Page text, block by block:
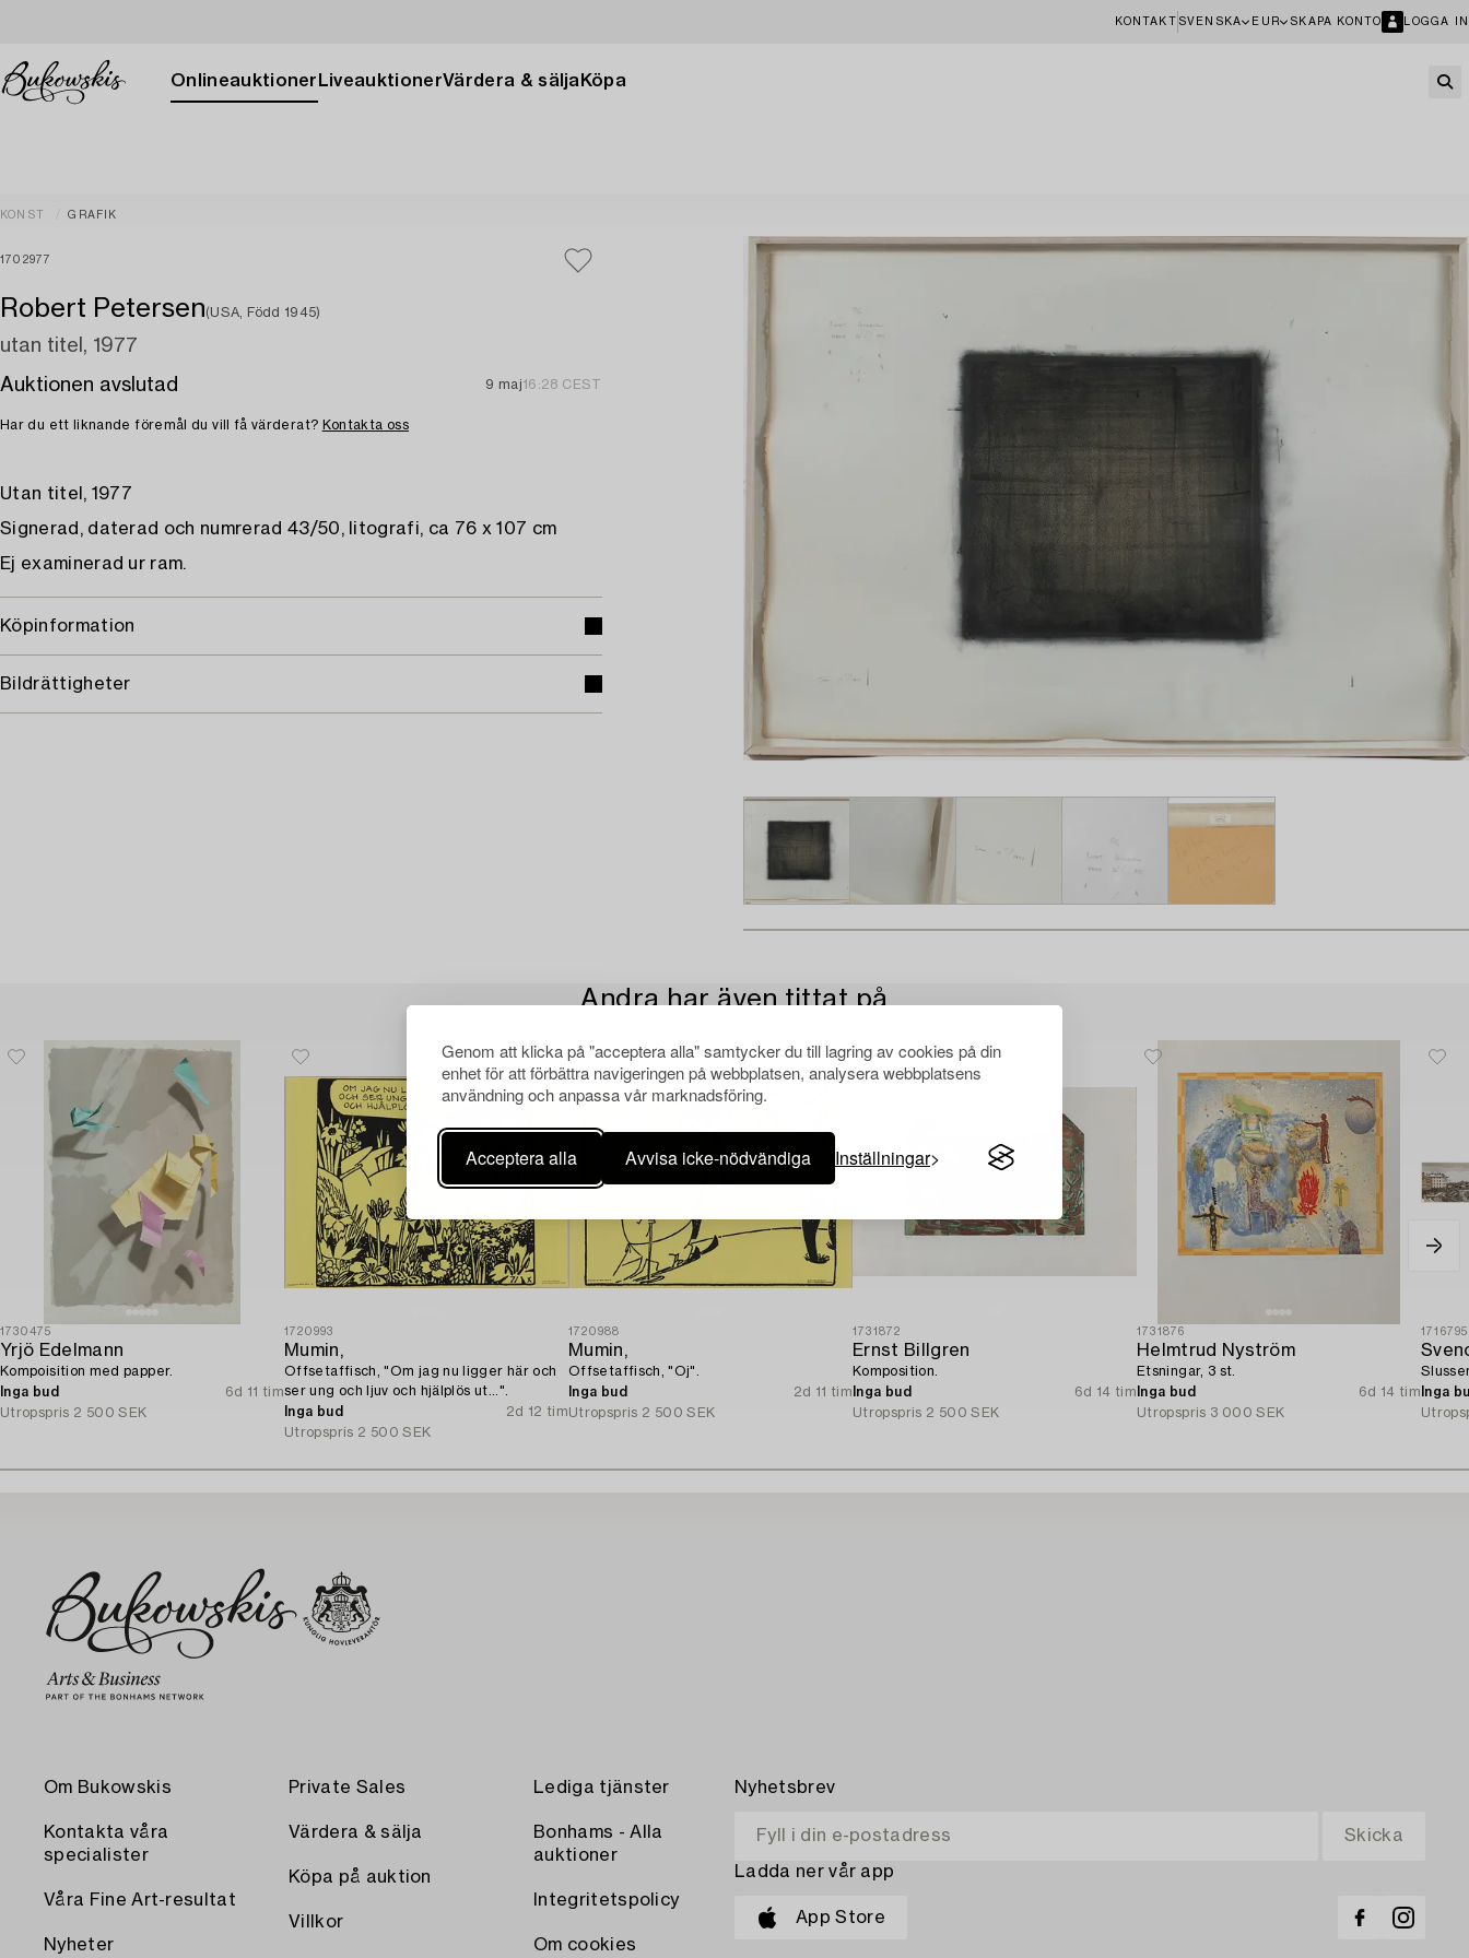
Genom att klicka på "acceptera alla" samtycker du till lagring av cookies på din
enhet för att förbättra navigeringen på webbplatsen, analysera webbplatsens
användning och anpassa vår marknadsföring.
Acceptera alla Avvisa icke-nödvändiga Inställningar
KONTAKT SVENSKA EUR SKAPA KONTO LOGGA IN
Onlineauktioner LiveauktionerVärdera & sälja Köpa
KONST GRAFIK
1702977
Robert Petersen(USA, Född 1945)
utan titel, 1977
Auktionen avslutad
9 maj16:28 CEST
Har du ett liknande föremål du vill få värderat? Kontakta oss
Utan titel, 1977
Signerad, daterad och numrerad 43/50, litografi, ca 76 x 107 cm
Ej examinerad ur ram.
Köpinformation
Bildrättigheter
Andra har även tittat på
1730475
Yrjö Edelmann
Kompoisition med papper.
Inga bud
6d 11 tim
Utropspris 2 500 SEK
1720993
Mumin,
Offsetaffisch, "Om jag nu ligger här och
ser ung och ljuv och hjälplös ut...".
Inga bud
2d 12 tim
Utropspris 2 500 SEK
1720988
Mumin,
Offsetaffisch, "Oj".
Inga bud
2d 11 tim
Utropspris 2 500 SEK
1731872
Ernst Billgren
Komposition.
Inga bud
6d 14 tim
Utropspris 2 500 SEK
1731876
Helmtrud Nyström
Etsningar, 3 st.
Inga bud
6d 14 tim
Utropspris 3 000 SEK
1716795
Inga
Om Bukowskis
Kontakta våra
specialister
Våra Fine Art-resultat
Nyheter
Private Sales
Värdera & sälja
Köpa på auktion
Villkor
Lediga tjänster
Bonhams - Alla
auktioner
Integritetspolicy
Om cookies
Nyhetsbrev
Ladda ner vår app
App Store